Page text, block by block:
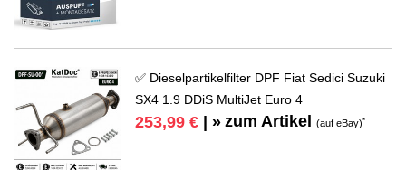
✅ Dieselpartikelfilter DPF Fiat Sedici Suzuki
SX4 1.9 DDiS MultiJet Euro 4
253,99 € | » zum Artikel(auf eBay)*